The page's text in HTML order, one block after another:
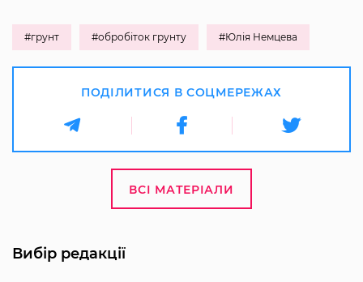
#грунт #обробіток грунту #Юлія Немцева
ПОДІЛИТИСЯ В СОЦМЕРЕЖАХ
ВСІ МАТЕРІАЛИ
Вибір редакції